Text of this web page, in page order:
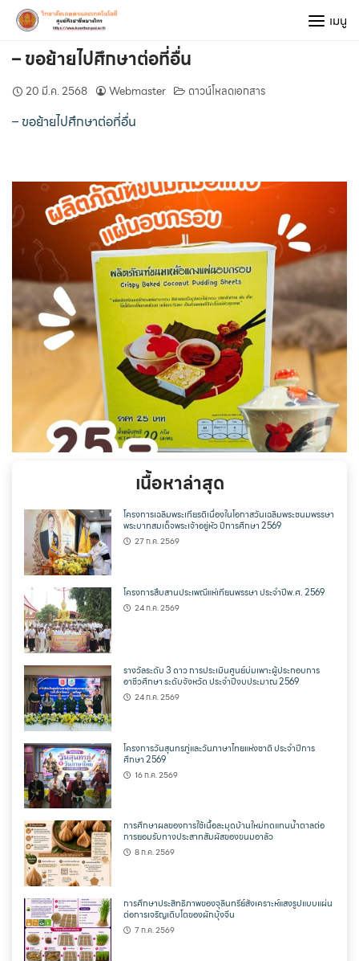
Skip
content
เมนู
– ขอย้ายไปศึกษาต่อที่อื่น
20 มี.ค. 2568 Webmaster ดาวน์โหลดเอกสาร
– ขอย้ายไปศึกษาต่อที่อื่น
เนื้อหาล่าสุด
โครงการเฉลิมพระเกียรติเนื่องในโอกาสวันเฉลิมพระชนมพรรษา
พระบาทสมเด็จพระเจ้าอยู่หัว ปีการศึกษา 2569
27 ก.ค. 2569
โครงการสืบสานประเพณีแห่เทียนพรรษา ประจำปีพ.ศ. 2569
24 ก.ค. 2569
รางวัลระดับ 3 ดาว การประเมินศูนย์บ่มเพาะผู้ประกอบการ
อาชีวศึกษา ระดับจังหวัด ประจำปีงบประมาณ 2569
24 ก.ค. 2569
โครงการวันสุนทรภู่และวันภาษาไทยแห่งชาติ ประจำปีการ
ศึกษา 2569
16 ก.ค. 2569
การศึกษาผลของการใช้เนื้อละมุดบ้านใหม่ทดแทนน้ำตาลต่อ
การยอมรับทางประสาทสัมผัสของขนมอาลัว
8 ก.ค. 2569
การศึกษาประสิทธิภาพของจุลินทรีย์สังเคราะห์แสงรูปแบบแผ่น
ต่อการเจริญเติบโตของผักบุ้งจีน
7 ก.ค. 2569